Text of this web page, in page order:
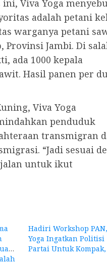
Viva Yoga
adalah petani
warganya petani
Provinsi Jambi. Di
ada 1000 kepala
Hasil panen per
Viva Yoga
penduduk
transmigran
“Jadi sesuai
untuk ikut
Hadiri Workshop
Yoga Ingatkan Politisi
Partai Untuk Kompak,